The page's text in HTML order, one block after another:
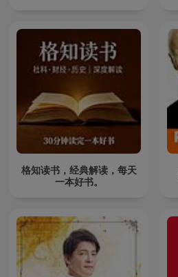
格知读书，经典解读，每天
一本好书。